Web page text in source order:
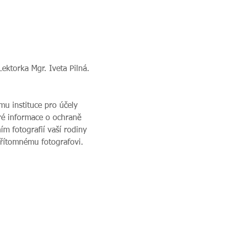
Mgr. Iveta Pilná.
instituce pro účely
informace o ochraně
fotografií vaší rodiny
fotografovi.